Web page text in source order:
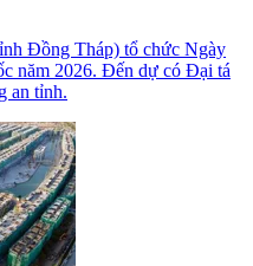
Đồng Tháp) tổ chức Ngày
năm 2026. Đến dự có Đại tá
an tỉnh.